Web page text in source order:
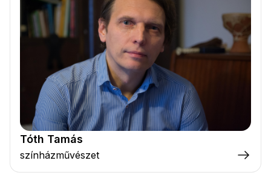
Tóth Tamás
színházművészet